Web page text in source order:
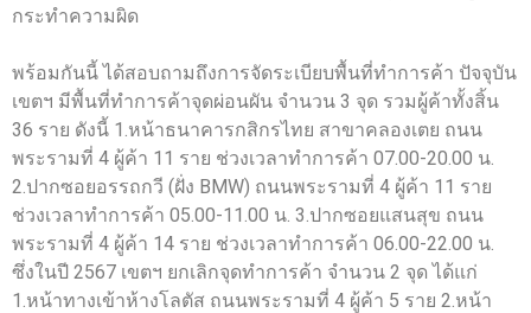
กระทำความผิด
พร้อมกันนี้ ได้สอบถามถึงการจัดระเบียบพื้นที่ทำการค้า ปัจจุบัน
เขตฯ มีพื้นที่ทำการค้าจุดผ่อนผัน จำนวน 3 จุด รวมผู้ค้าทั้งสิ้น
36 ราย ดังนี้ 1.หน้าธนาคารกสิกรไทย สาขาคลองเตย ถนน
พระรามที่ 4 ผู้ค้า 11 ราย ช่วงเวลาทำการค้า 07.00-20.00 น.
2.ปากซอยอรรถกวี (ฝั่ง BMW) ถนนพระรามที่ 4 ผู้ค้า 11 ราย
ช่วงเวลาทำการค้า 05.00-11.00 น. 3.ปากซอยแสนสุข ถนน
พระรามที่ 4 ผู้ค้า 14 ราย ช่วงเวลาทำการค้า 06.00-22.00 น.
ซึ่งในปี 2567 เขตฯ ยกเลิกจุดทำการค้า จำนวน 2 จุด ได้แก่
1.หน้าทางเข้าห้างโลตัส ถนนพระรามที่ 4 ผู้ค้า 5 ราย 2.หน้า